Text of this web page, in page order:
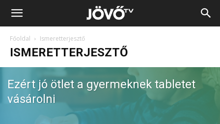
Jövő
Főoldal Ismeretterjesztő
ISMERETTERJESZTŐ
Ezért jó ötlet a gyermeknek tabletet
vásárolni